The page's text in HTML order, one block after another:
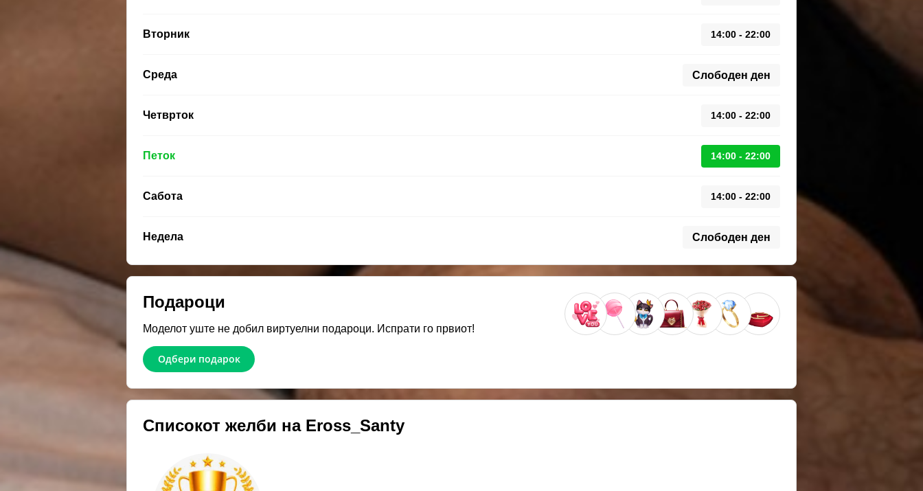
Вторник 14:00 - 22:00
Среда Слободен ден
Четврток 14:00 - 22:00
Петок 14:00 - 22:00
Сабота 14:00 - 22:00
Недела Слободен ден
Подароци
Моделот уште не добил виртуелни подароци. Испрати го првиот!
Одбери подарок
Списокот желби на Eross_Santy